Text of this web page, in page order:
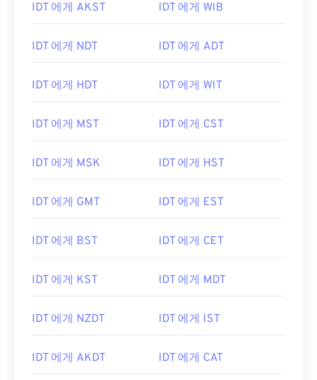
IDT 에게 AKST IDT 에게 WIB
IDT 에게 NDT IDT 에게 ADT
IDT 에게 HDT IDT 에게 WIT
IDT 에게 MST IDT 에게 CST
IDT 에게 MSK IDT 에게 HST
IDT 에게 GMT IDT 에게 EST
IDT 에게 BST IDT 에게 CET
IDT 에게 KST IDT 에게 MDT
IDT 에게 NZDT IDT 에게 IST
IDT 에게 AKDT IDT 에게 CAT